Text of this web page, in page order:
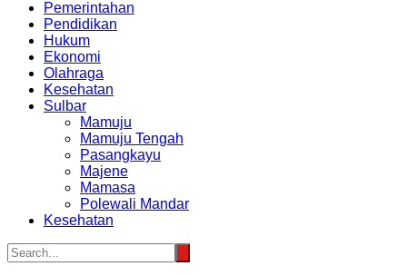
Pemerintahan
Pendidikan
Hukum
Ekonomi
Olahraga
Kesehatan
Sulbar
Mamuju
Mamuju Tengah
Pasangkayu
Majene
Mamasa
Polewali Mandar
Kesehatan